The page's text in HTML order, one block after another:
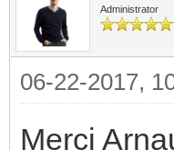
Administrator
06-22-2017,
Merci